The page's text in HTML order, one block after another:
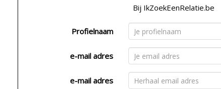
Bij IkZoekEenRelatie.be
Profielnaam
e-mail adres
e-mail adres